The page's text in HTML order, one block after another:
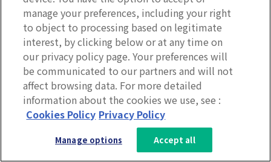
ことでしょう。
社内コミュニケーションアプリを使えば、彼らはそうし
た課題やストレスを管理し、必要に応じてチームメンバ
ーからサポートしてもらうことができます。
3分で分かるLumApps
サービス資料を無料ダウンロー
ド
manage your preferences, including your right
to object to processing based on legitimate
interest, by clicking below or at any time on
our privacy policy page. Your preferences will
be communicated to our partners and will not
affect browsing data. For more detailed
information about the cookies we use, see :
Cookies Policy Privacy Policy
Manage options Accept all